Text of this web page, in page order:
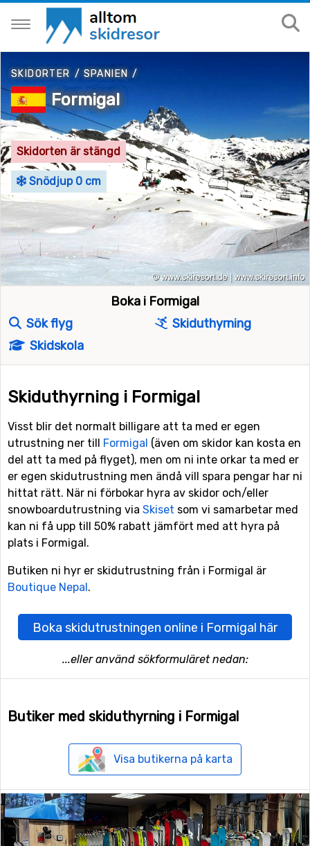
SKIDORTER / SPANIEN/
Formigal
Skidorten är stängd
Snödjup 0 cm
Boka i Formigal
Sök flyg
Skiduthyrning
Skidskola
Skiduthyrning i Formigal
Visst blir det normalt billigare att ta med er egen
utrustning ner till Formigal (även om skidor kan kosta en
del att ta med på flyget), men om ni inte orkar ta med er
er egen skidutrustning men ändå vill spara pengar har ni
hittat rätt. När ni förbokar hyra av skidor och/eller
snowboardutrustning via Skiset som vi samarbetar med
kan ni få upp till 50% rabatt jämfört med att hyra på
plats i Formigal.
Butiken ni hyr er skidutrustning från i Formigal är
Boutique Nepal.
Boka skidutrustningen online i Formigal här
...eller använd sökformuläret nedan:
Butiker med skiduthyrning i Formigal
Visa butikerna på karta